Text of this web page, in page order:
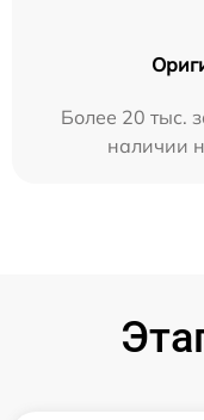
Более 20 тыс.
наличии